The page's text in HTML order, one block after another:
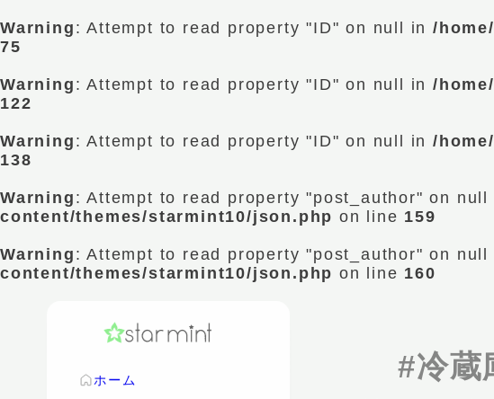
Warning : Attempt to read property "ID" on null in/
75
Warning : Attempt to read property "ID" on null in/
122
Warning : Attempt to read property "ID" on null in/
138
Warning : Attempt to read property "post_author" on
content/themes/starmint10/json.php on line 159
Warning : Attempt to read property "post_author" on
content/themes/starmint10/json.php on line 160
ホーム #冷蔵